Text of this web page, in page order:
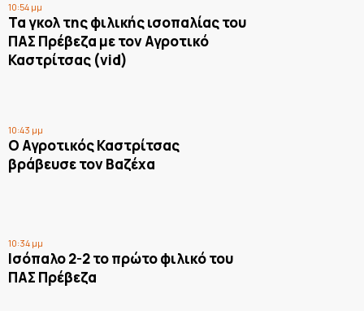
10:54 μμ
Τα γκολ της φιλικής ισοπαλίας του
ΠΑΣ Πρέβεζα με τον Αγροτικό
Καστρίτσας (vid)
10:43 μμ
Ο Αγροτικός Καστρίτσας
βράβευσε τον Βαζέχα
10:34 μμ
Ισόπαλο 2-2 το πρώτο φιλικό του
ΠΑΣ Πρέβεζα